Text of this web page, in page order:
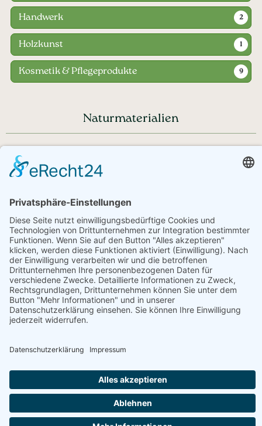
Handwerk 2
Holzkunst 1
Kosmetik & Pflegeprodukte 9
Naturmaterialien
Haben Sie noch Fragen?
+43 720 353535 - Rückrufservice
service@regionale-produkte.online
© Regionale Produkte | powered by
Creativomedia GmbH
Downloads
Impressum